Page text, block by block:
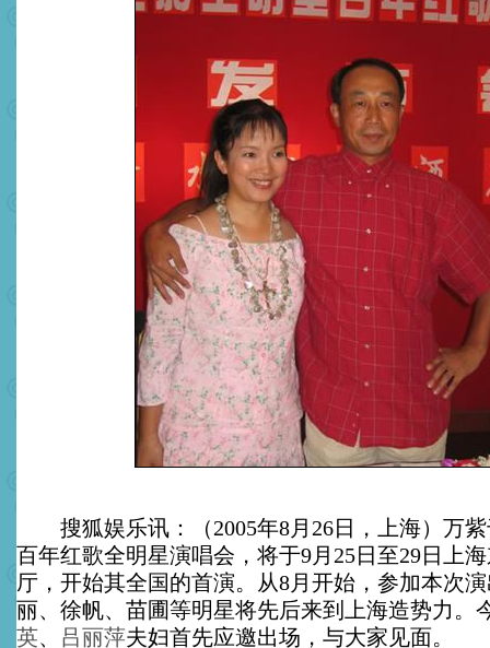
搜狐娱乐讯：（2005年8月26日，上海）万
百年红歌全明星演唱会，将于9月25日至29日上
厅，开始其全国的首演。从8月开始，参加本次
丽、徐帆、苗圃等明星将先后来到上海造势力。
英、 吕丽萍夫妇首先应邀出场，与大家见面。